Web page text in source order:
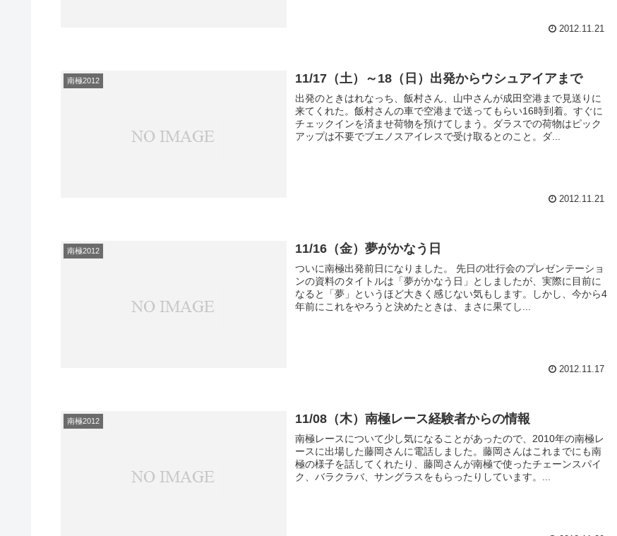
2012.11.21
南極2012 11/17（土）～18（日）出発からウシュアイアまで
出発のときはれなっち、飯村さん、山中さんが成田空港まで見送りに
来てくれた。飯村さんの車で空港まで送ってもらい16時到着。すぐに
チェックインを済ませ荷物を預けてしまう。ダラスでの荷物はピック
アップは不要でブエノスアイレスで受け取るとのこと。ダ...
2012.11.21
南極2012 11/16（金）夢がかなう日
ついに南極出発前日になりました。 先日の壮行会のプレゼンテーショ
ンの資料のタイトルは「夢がかなう日」としましたが、実際に目前に
なると「夢」というほど大きく感じない気もします。しかし、今から4
年前にこれをやろうと決めたときは、まさに果てし...
2012.11.17
南極2012 11/08（木）南極レース経験者からの情報
南極レースについて少し気になることがあったので、2010年の南極レ
ースに出場した藤岡さんに電話しました。藤岡さんはこれまでにも南
極の様子を話してくれたり、藤岡さんが南極で使ったチェーンスパイ
ク、バラクラバ、サングラスをもらったりしています。...